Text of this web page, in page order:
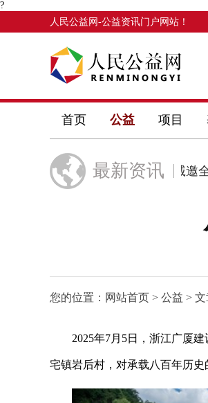
?
人民公益网 -公益资讯门户网站！
首页 公益 项目
最新资讯
欧莱雅诚邀全球消费
您的位置： 网站首页 > 公益 >
2025年7月5日，浙江广厦
宅镇岩后村，对承载八百年历